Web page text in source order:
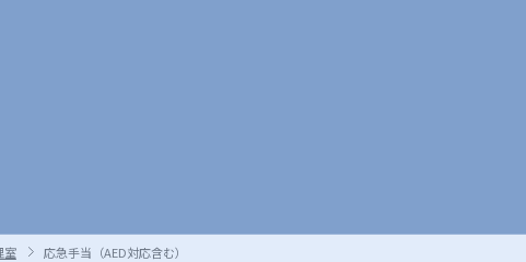
室 応急手当（AED対応含む）